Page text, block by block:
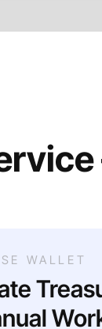
WALLET